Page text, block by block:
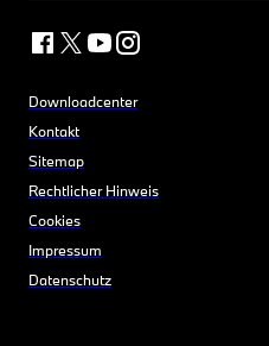
Downloadcenter
Kontakt
Sitemap
Rechtlicher Hinweis
Cookies
Impressum
Datenschutz